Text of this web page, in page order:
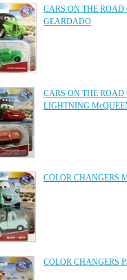
CARS ON THE
GEARDADO
CARS ON THE ROAD
LIGHTNING
COLOR CHANGERS
COLOR CHANGERS